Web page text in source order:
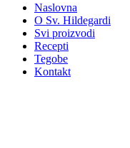
Naslovna
O Sv. Hildegardi
Svi proizvodi
Recepti
Tegobe
Kontakt